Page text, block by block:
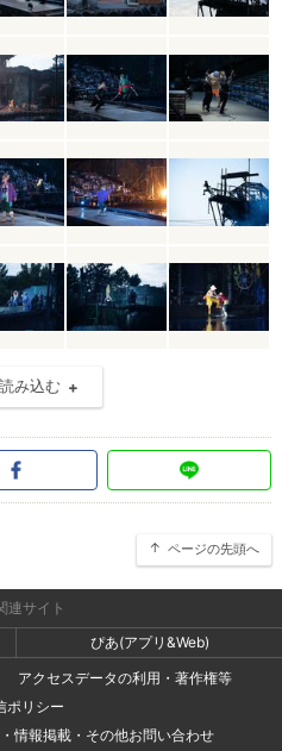
み込む
ページの先頭へ
連サイト
ぴあ(アプリ&Web)
アクセスデータの利用・著作権等
ポリシー
情報掲載・その他お問い合わせ